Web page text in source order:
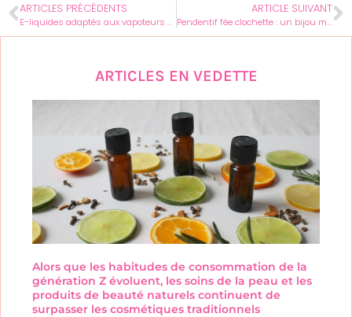
ARTICLES PRÉCÉDENTS
E-liquides adaptés aux vapoteurs allergiques : solutions et conseils
ARTICLE SUIVANT
Pendentif fée clochette : un bijou magique pour sublimer votre féminité
ARTICLES EN VEDETTE
Alors que les habitudes de consommation de la
génération Z évoluent, les soins de la peau et les
produits de beauté naturels continuent de
surpasser les cosmétiques traditionnels